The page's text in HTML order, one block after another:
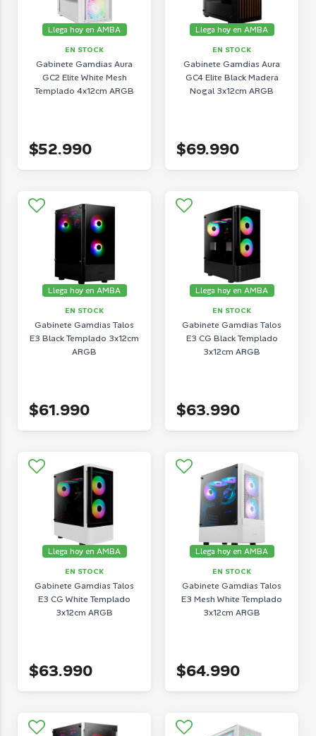
Llega hoy en AMBA
EN STOCK
Gabinete Gamdias Aura
GC2 Elite White Mesh
Templado 4x12cm ARGB
$52.990
Llega hoy en AMBA
EN STOCK
Gabinete Gamdias Aura
GC4 Elite Black Madera
Nogal 3x12cm ARGB
$69.990
Llega hoy en AMBA
EN STOCK
Gabinete Gamdias Talos
E3 Black Templado 3x12cm
ARGB
$61.990
Llega hoy en AMBA
EN STOCK
Gabinete Gamdias Talos
E3 CG Black Templado
3x12cm ARGB
$63.990
Llega hoy en AMBA
EN STOCK
Gabinete Gamdias Talos
E3 CG White Templado
3x12cm ARGB
$63.990
Llega hoy en AMBA
EN STOCK
Gabinete Gamdias Talos
E3 Mesh White Templado
3x12cm ARGB
$64.990